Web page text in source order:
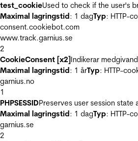
test_cookieUsed to check if the user's
Maximal lagringstid: 1 dagTyp: HTTP-
consent.cookiebot.com
www.track.garnius.se
2
CookieConsent [x2]Indikerar
Maximal lagringstid: 1 årTyp: HTTP-
garnius.no
1
PHPSESSIDPreserves user session state
Maximal lagringstid: 1 dagTyp: HTTP-
garnius.se
2